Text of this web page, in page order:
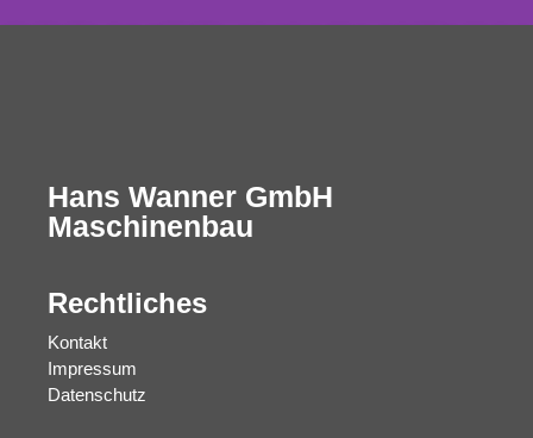
Hans Wanner GmbH
Maschinenbau
Rechtliches
Kontakt
Impressum
Datenschutz